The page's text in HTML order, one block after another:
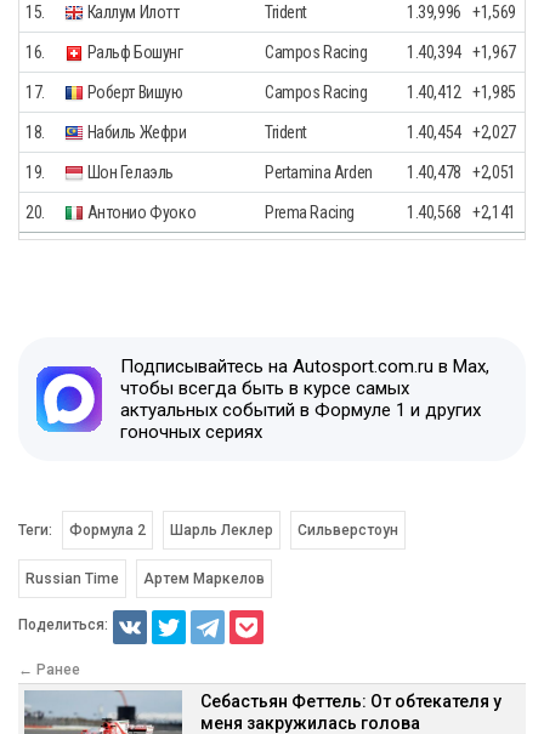
15. Каллум Илотт Trident 1.39,996 +1,569
16. Ральф Бошунг Campos Racing 1.40,394 +1,967
17. Роберт Вишую Campos Racing 1.40,412 +1,985
18. Набиль Жефри Trident 1.40,454 +2,027
19. Шон Гелаэль Pertamina Arden 1.40,478 +2,051
20. Антонио Фуоко Prema Racing 1.40,568 +2,141
Подписывайтесь на Autosport.com.ru в Max,
чтобы всегда быть в курсе самых
актуальных событий в Формуле 1 и других
гоночных сериях
Теги: Формула 2 Шарль Леклер Сильверстоун
Russian Time Артем Маркелов
Поделиться:
← Ранее
Себастьян Феттель: От обтекателя у
меня закружилась голова